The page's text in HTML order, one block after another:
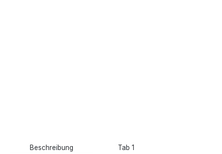
Beschreibung Tab 1